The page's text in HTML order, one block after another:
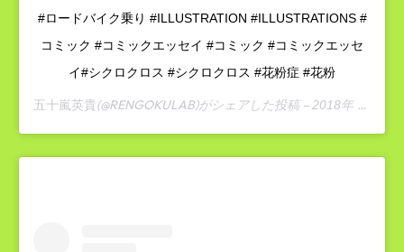
#ロードバイク乗り #ILLUSTRATION #ILLUSTRATIONS #
コミック #コミックエッセイ #コミック #コミックエッセ
イ#シクロクロス #シクロクロス #花粉症 #花粉
五十嵐英貴 (@RENGOKULAB)がシェアした投稿 –2018年 3月月1日午前10時33分PST